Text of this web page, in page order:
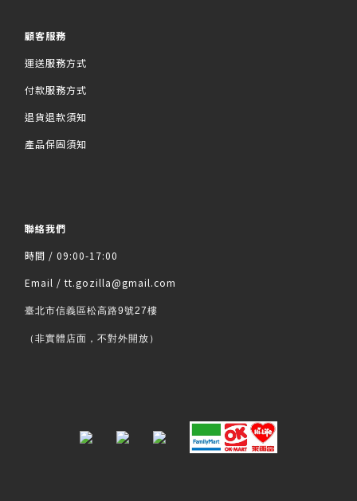
顧客服務
運送服務方式
付款服務方式
退貨退款須知
產品保固須知
聯絡我們
時間 / 09:00-17:00
Email / tt.gozilla@gmail.com
臺北市信義區松高路9號27樓
（非實體店面，不對外開放）